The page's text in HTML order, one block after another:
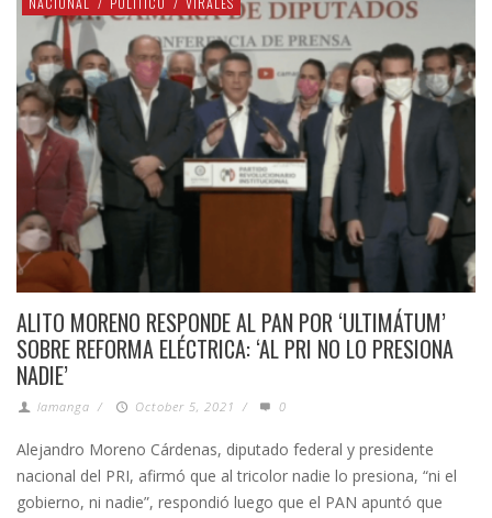
ALITO MORENO RESPONDE AL PAN POR ‘ULTIMÁTUM’
SOBRE REFORMA ELÉCTRICA: ‘AL PRI NO LO PRESIONA
NADIE’
lamanga / October 5, 2021 / 0
Alejandro Moreno Cárdenas, diputado federal y presidente
nacional del PRI, afirmó que al tricolor nadie lo presiona, “ni el
gobierno, ni nadie”, respondió luego que el PAN apuntó que